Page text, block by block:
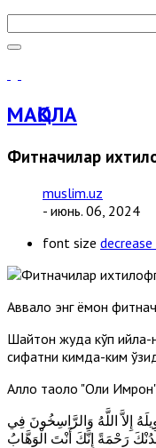
МАҚОЛА
Фитначилар
muslim.uz
- июнь. 06, 2024
font size
Аввало энг ёмон
Шайтон жуда кўп ҳийла-
сифатни кимда-ким
Аллоҳ таоло "Оли
إِلاَّ اللَّهُ وَالرَّاسِخُونَ فِي
لَدُنْكَ رَحْمَةً إِنَّكَ أَنْتَ الْوَهَّابُ